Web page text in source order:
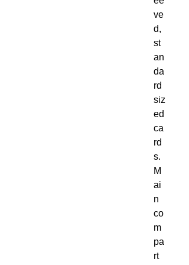
ve
d,
st
an
da
rd
siz
ed
ca
rd
s.
M
ai
n
co
m
pa
rt